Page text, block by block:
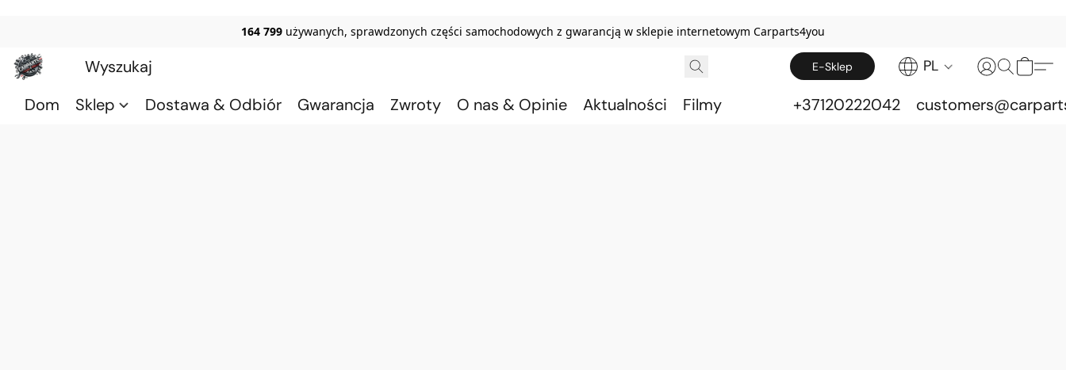
164 799 używanych, sprawdzonych części samochodowych z gwarancją w sklepie internetowym Carparts4you
E-Sklep PL
Dom Sklep Dostawa & Odbiór Gwarancja Zwroty O nas & Opinie Aktualności Filmy +37120222042